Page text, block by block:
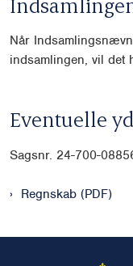
Når
indsamlingen, vil det
Eventuelle
Sagsnr. 24-700-
Regnskab (PDF)